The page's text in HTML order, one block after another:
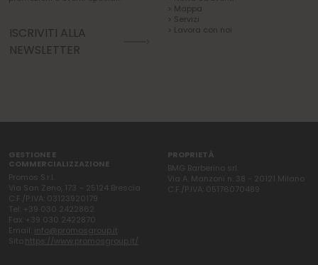
ISCRIVITI ALLA
NEWSLETTER
> Mappa
> Servizi
> Lavora con noi
GESTIONE E
COMMERCIALIZZAZIONE
Promos S.r.l.
Via San Zeno, 173 – 25124 Brescia
C.F./P.IVA: 03123920179
Tel: +39 030 2422862
Fax: +39 030 2422870
Email: info@promosgroup.it
Sito:https://www.promosgroup.it/
PROPRIETÀ
BMG Barberino srl
Via A. Manzoni n. 38 - 20121 Milano
C.F./P.IVA: 05176070489